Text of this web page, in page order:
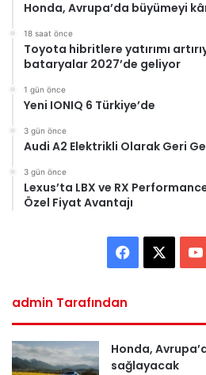
Honda, Avrupa’da büyümeyi
18 saat önce
Toyota hibritlere yatırımı
bataryalar 2027’de geliyor
1 gün önce
Yeni IONIQ 6 Türkiye’de
3 gün önce
Audi A2 Elektrikli Olarak Geri
3 gün önce
Lexus’ta LBX ve RX
Özel Fiyat Avantajı
Facebook
admin Tarafından
Honda,
sağlayacak